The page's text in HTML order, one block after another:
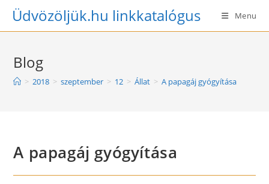
SkipÜdvözöljük.hu linkkatalógus Menu
Blog
> 2018 > szeptember > 12 > Állat > A papagáj gyógyítása
A papagáj gyógyítása